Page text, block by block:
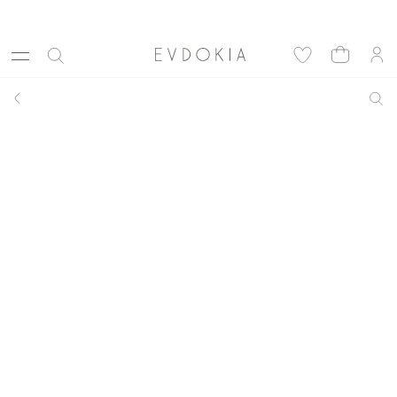
сезона в EVDOKIA! - 70%         Максимальные скидки